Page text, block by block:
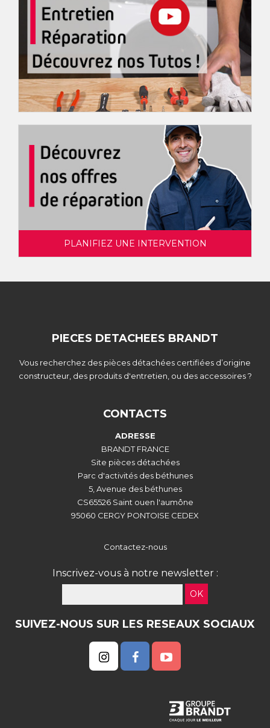
PLANIFIEZ UNE INTERVENTION
PIECES DETACHEES BRANDT
Vous recherchez des pièces détachées certifiées d’origine
constructeur, des produits d'entretien, ou des accessoires ?
CONTACTS
ADRESSE
BRANDT FRANCE
Site pièces détachées
Parc d'activités des béthunes
5, Avenue des béthunes
CS65526 Saint ouen l'aumône
95060 CERGY PONTOISE CEDEX
Contactez-nous
Inscrivez-vous à notre newsletter :
OK
SUIVEZ-NOUS SUR LES RESEAUX SOCIAUX